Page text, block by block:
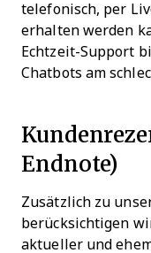
telefonisch, per
erhalten werden
Echtzeit-Support
Chatbots am
Endnote)
Zusätzlich zu
berücksichtigen
aktueller und